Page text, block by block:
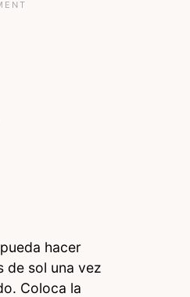
hacer
de sol una vez
Coloca la